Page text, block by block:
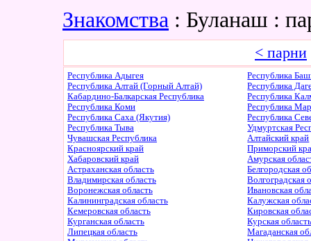
Знакомства : Буланаш :
< парни
Республика Адыгея
Республика
Республика Алтай (Горный Алтай)
Республика
Кабардино-Балкарская Республика
Республика
Республика Коми
Республика
Республика Саха (Якутия)
Республика
Республика Тыва
Удмуртская
Чувашская Республика
Алтайский край
Красноярский край
Приморский
Хабаровский край
Амурская
Астраханская область
Белгородская
Владимирская область
Волгоградская
Воронежская область
Ивановская
Калининградская область
Калужская
Кемеровская область
Кировская
Курганская область
Курская
Липецкая область
Магаданская